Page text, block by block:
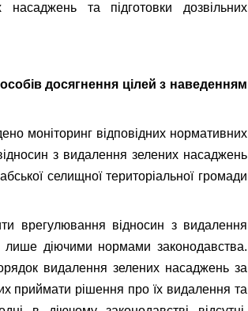
та підготовки дозвільних
досягнення цілей з наведенням
моніторинг відповідних нормативних
з видалення зелених насаджень
селищної територіальної громади
врегулювання відносин з видалення
діючими нормами законодавства.
видалення зелених насаджень за
приймати рішення про їх видалення та